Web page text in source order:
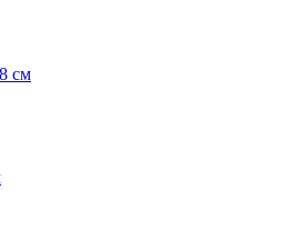
см